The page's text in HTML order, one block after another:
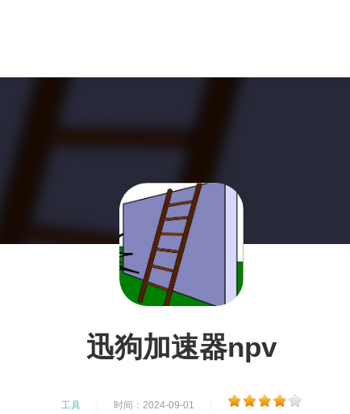
迅狗加速器npv
工具 时间：2024-09-01